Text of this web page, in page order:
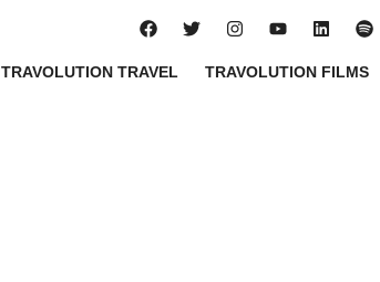
TRAVOLUTION TRAVEL TRAVOLUTION FILMS